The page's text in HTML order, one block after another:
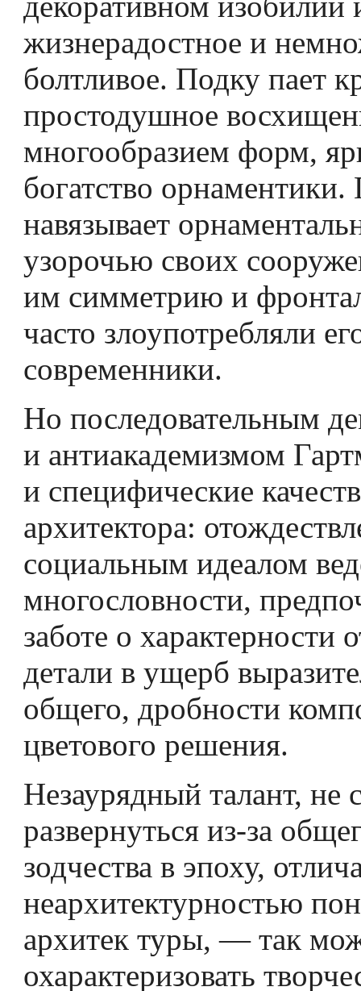
жизнерадостное и
болтливое. Подку­ пает
простодушное
многообразием форм,
богатство орнаментики.
навязывает
узорочью своих
им симметрию и
часто злоупотребляли
современники.
Но последовательным
и антиакадемизмом
и специфические
архитектора:
социальным идеалом
многословности,
заботе о характерности
детали в ущерб
общего, дробности
цветового решения.
Незаурядный талант, не
развернуться из-за
зодчества в эпоху,
неархитектурностью
архитек­ туры, — так
охарактеризовать